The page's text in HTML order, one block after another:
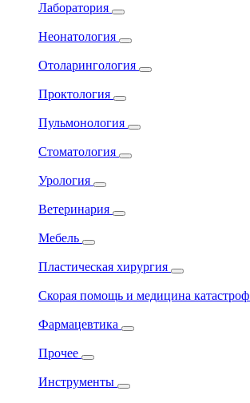
Лаборатория
Неонатология
Отоларингология
Проктология
Пульмонология
Стоматология
Урология
Ветеринария
Мебель
Пластическая хирургия
Скорая помощь и медицина катастроф
Фармацевтика
Прочее
Инструменты